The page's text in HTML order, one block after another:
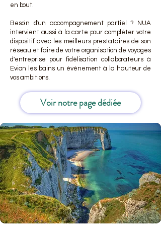
en bout.
Besoin d'un accompagnement partiel ? NUA
intervient aussi à la carte pour compléter votre
dispositif avec les meilleurs prestataires de son
réseau et faire de votre organisation de voyages
d'entreprise pour fidélisation collaborateurs à
Evian les bains un événement à la hauteur de
vos ambitions.
Voir notre page dédiée